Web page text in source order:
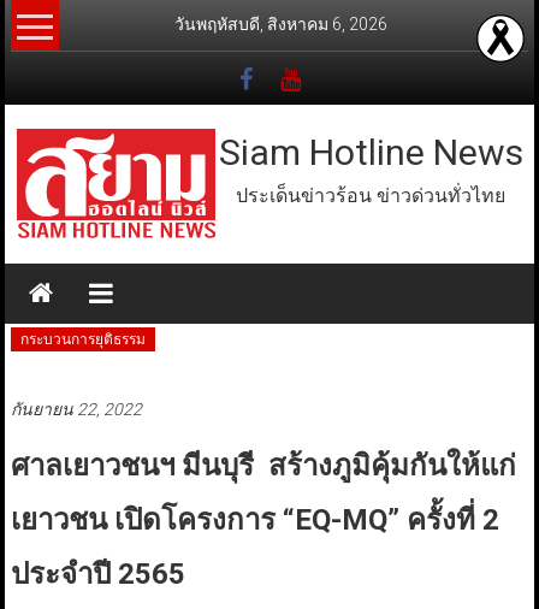
Skip
to
วันพฤหัสบดี, สิงหาคม 6, 2026
Siam Hotline News
ประเด็นข่าวร้อน ข่าวด่วนทั่วไทย
กระบวนการยุติธรรม
กันยายน 22, 2022
ศาลเยาวชนฯ มีนบุรี สร้างภูมิคุ้มกันให้แก่
เยาวชน เปิดโครงการ “EQ-MQ” ครั้งที่ 2
ประจำปี 2565